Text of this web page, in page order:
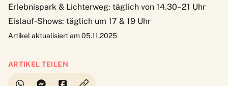
Erlebnispark & Lichterweg: täglich von 14.30–21 Uhr
Eislauf-Shows: täglich um 17 & 19 Uhr
Artikel aktualisiert am 05.11.2025
ARTIKEL TEILEN